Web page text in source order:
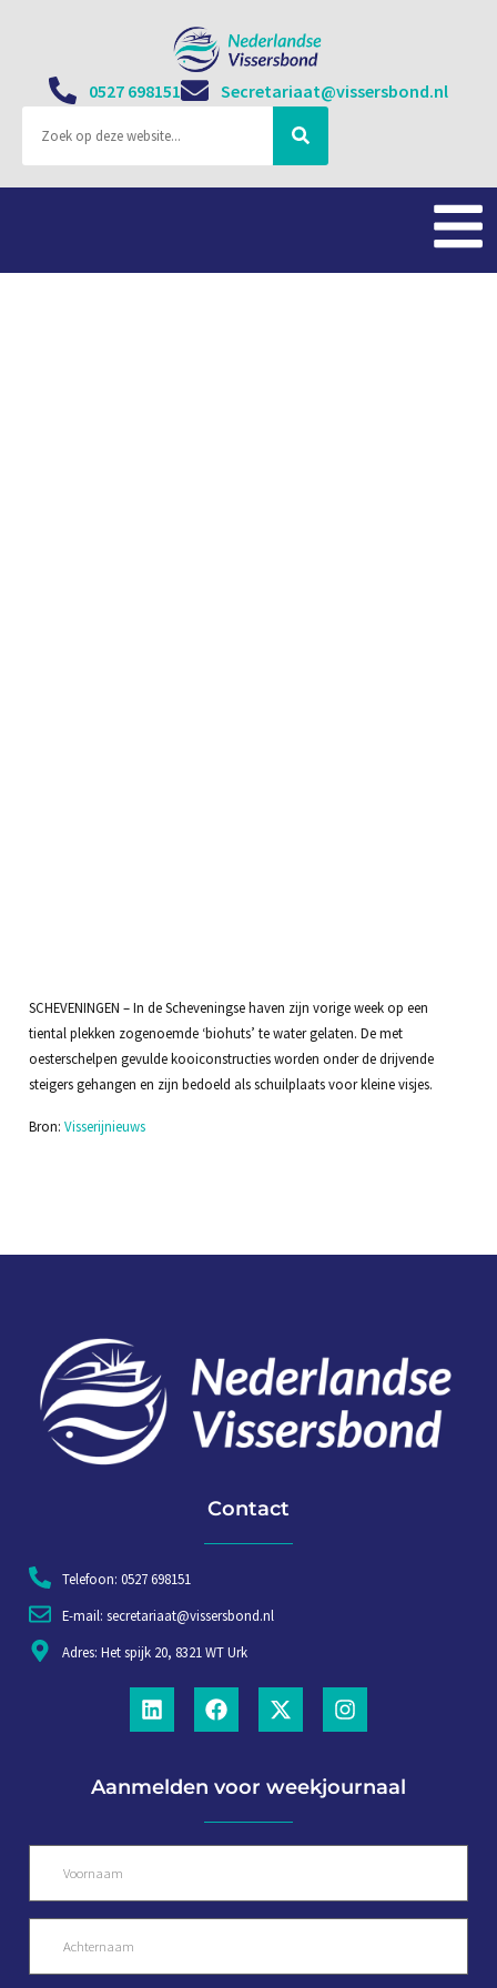
0527 698151 Secretariaat@vissersbond.nl
SCHEVENINGEN – In de Scheveningse haven zijn vorige week op een
tiental plekken zogenoemde ‘biohuts’ te water gelaten. De met
oesterschelpen gevulde kooiconstructies worden onder de drijvende
steigers gehangen en zijn bedoeld als schuilplaats voor kleine visjes.
Bron: Visserijnieuws
Contact
Telefoon: 0527 698151
E-mail: secretariaat@vissersbond.nl
Adres: Het spijk 20, 8321 WT Urk
Aanmelden voor weekjournaal